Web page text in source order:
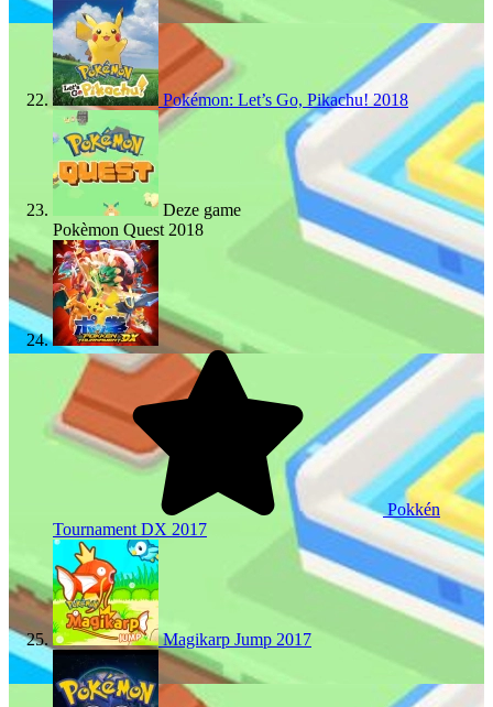
Pokémon: Let’s Go, Pikachu!2018
Deze game
Pokèmon Quest 2018
Pokkén
Tournament DX 2017
Magikarp Jump 2017